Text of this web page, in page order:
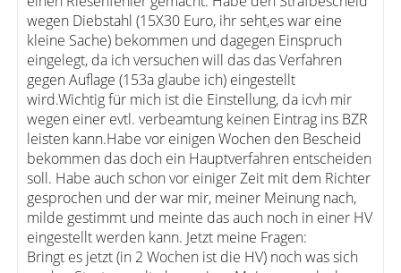
wegen Diebstahl (15X30 Euro, ihr seht,es war eine
kleine Sache) bekommen und dagegen Einspruch
eingelegt, da ich versuchen will das das Verfahren
gegen Auflage (153a glaube ich) eingestellt
wird.Wichtig für mich ist die Einstellung, da icvh mir
wegen einer evtl. verbeamtung keinen Eintrag ins BZR
leisten kann.Habe vor einigen Wochen den Bescheid
bekommen das doch ein Hauptverfahren entscheiden
soll. Habe auch schon vor einiger Zeit mit dem Richter
gesprochen und der war mir, meiner Meinung nach,
milde gestimmt und meinte das auch noch in einer HV
eingestellt werden kann. Jetzt meine Fragen:
Bringt es jetzt (in 2 Wochen ist die HV) noch was sich